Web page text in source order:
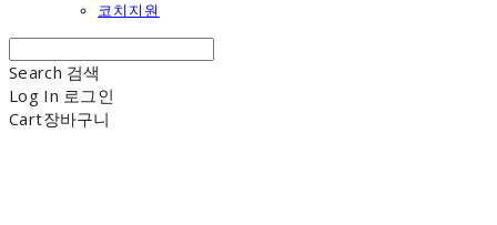
코치지원
Search 검색
Log In 로그인
Cart장바구니